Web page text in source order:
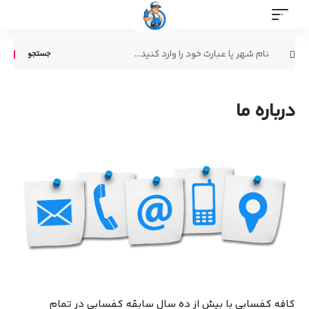
جستجو
درباره ما
کافه کفسابی با بیش از ده سال سابقه کفسابی در تمام
MENU